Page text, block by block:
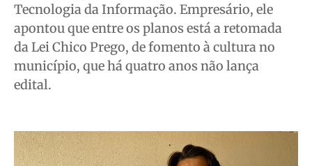
Tecnologia da Informação. Empresário, ele
apontou que entre os planos está a retomada
da Lei Chico Prego, de fomento à cultura no
município, que há quatro anos não lança
edital.